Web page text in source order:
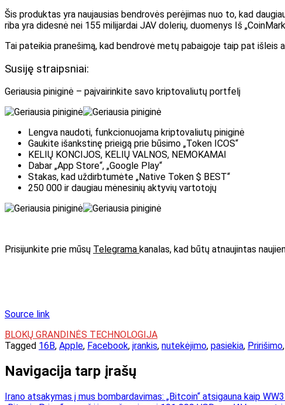
Šis produktas yra naujausias bendrovės perėjimas nuo to, kad
riba yra didesnė nei 155 milijardai JAV dolerių, duomenys Iš
Tai pateikia pranešimą, kad bendrovė metų pabaigoje taip pat išleis
Susiję straipsniai:
Geriausia piniginė – paįvairinkite savo kriptovaliutų portfelį
Lengva naudoti, funkcionuojama kriptovaliutų piniginė
Gaukite išankstinę prieigą prie būsimo „Token ICOS“
KELIŲ KONCIJOS, KELIŲ VALNOS, NEMOKAMAI
Dabar „App Store“, „Google Play“
Stakas, kad uždirbtumėte „Native Token $ BEST“
250 000 ir daugiau mėnesinių aktyvių vartotojų
Prisijunkite prie mūsų Telegrama kanalas, kad būtų atnaujintas
Source link
BLOKŲ GRANDINĖS TECHNOLOGIJA
Tagged 16B, Apple, Facebook, įrankis, nutekėjimo, pasiekia, Pririšimo,
Navigacija tarp įrašų
Irano atsakymas į mus bombardavimas: „Bitcoin“ atsigauna kaip